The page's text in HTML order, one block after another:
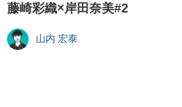
藤崎彩織×岸田奈美#2
山内 宏泰